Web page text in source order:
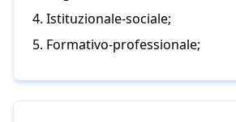
Istituzionale-sociale;
Formativo-professionale;